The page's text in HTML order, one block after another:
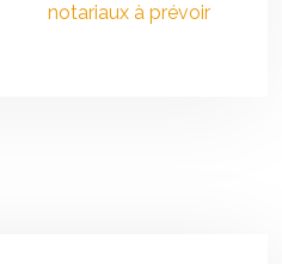
notariaux à prévoir